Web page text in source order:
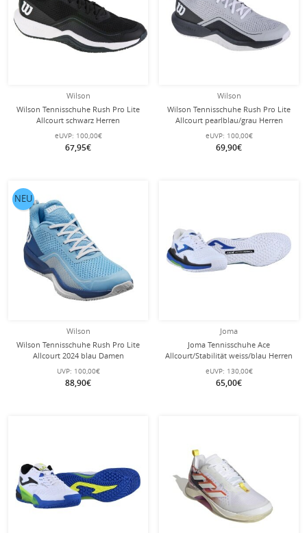
Wilson
Wilson Tennisschuhe Rush Pro Lite
Allcourt schwarz Herren
eUVP: 100,00€
67,95€
Wilson
Wilson Tennisschuhe Rush Pro Lite
Allcourt pearlblau/grau Herren
eUVP: 100,00€
69,90€
Wilson
Wilson Tennisschuhe Rush Pro Lite
Allcourt 2024 blau Damen
UVP: 100,00€
88,90€
NEU
Joma
Joma Tennisschuhe Ace
Allcourt/Stabilität weiss/blau Herren
eUVP: 130,00€
65,00€